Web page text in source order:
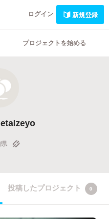
ログイン 新規登録
プロジェクトを始める
投稿したプロジェクト 0